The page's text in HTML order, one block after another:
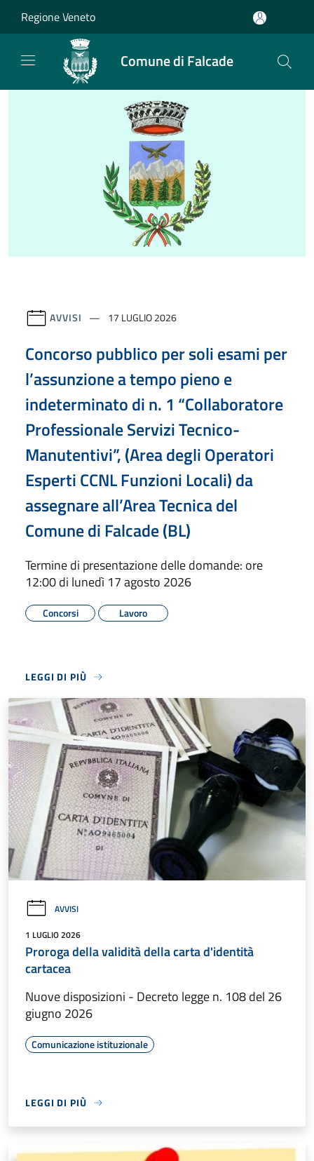
Regione Veneto
Comune di Falcade
AVVISI 17 LUGLIO 2026
Concorso pubblico per soli esami per
l’assunzione a tempo pieno e
indeterminato di n. 1 “Collaboratore
Professionale Servizi Tecnico-
Manutentivi”, (Area degli Operatori
Esperti CCNL Funzioni Locali) da
assegnare all’Area Tecnica del
Comune di Falcade (BL)
Termine di presentazione delle domande: ore
12:00 di lunedì 17 agosto 2026
Concorsi Lavoro
LEGGI DI PIÙ
AVVISI
1 LUGLIO 2026
Proroga della validità della carta d'identità
cartacea
Nuove disposizioni - Decreto legge n. 108 del 26
giugno 2026
Comunicazione istituzionale
LEGGI DI PIÙ